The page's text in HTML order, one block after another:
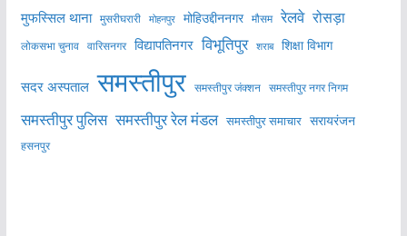
मुफस्सिल थाना मुसरीघरारी मोहनपुर मोहिउद्दीननगर मौसम रेलवे रोसड़ा
लोकसभा चुनाव वारिसनगर विद्यापतिनगर विभूतिपुर शराब शिक्षा विभाग
सदर अस्पताल समस्तीपुर समस्तीपुर जंक्शन समस्तीपुर नगर निगम
समस्तीपुर पुलिस समस्तीपुर रेल मंडल समस्तीपुर समाचार सरायरंजन
हसनपुर